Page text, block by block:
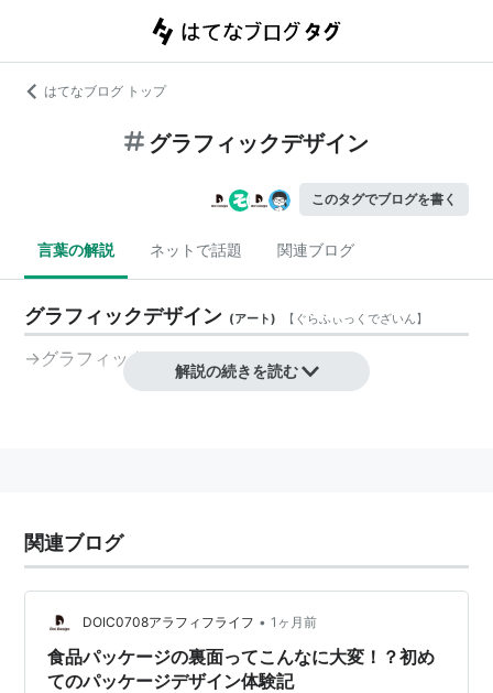
はてなブログ トップ
グラフィックデザイン
このタグでブログを書く
言葉の解説 ネットで話題 関連ブログ
グラフィックデザイン (アート) 【 ぐらふぃっくでざいん】
→グラフィック
解説の続きを読む
関連ブログ
DOIC0708アラフィフライフ • 1ヶ月前
食品パッケージの裏面ってこんなに大変！？初め
てのパッケージデザイン体験記